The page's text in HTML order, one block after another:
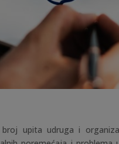
upita udruga i